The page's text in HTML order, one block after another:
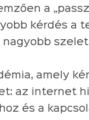
a
kérdés a
nagyobb
amely
az internet
és a